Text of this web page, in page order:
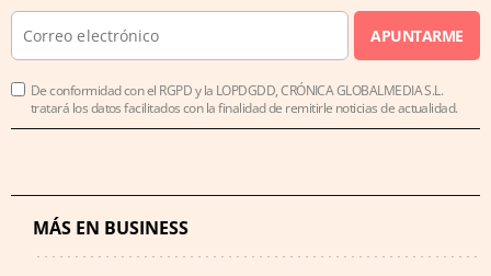
APUNTARME
De conformidad con el RGPD y la LOPDGDD, CRÓNICA GLOBALMEDIA S.L.
tratará los datos facilitados con la finalidad de remitirle noticias de actualidad.
MÁS EN BUSINESS